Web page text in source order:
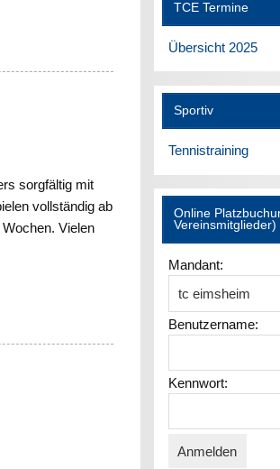
sorgfältig mit
vollständig ab
Vielen
TCE Termine
Übersicht 2025
Sportiv
Tennistraining
Online
Vereinsmitglieder)
Mandant:
Benutzername:
Kennwort: